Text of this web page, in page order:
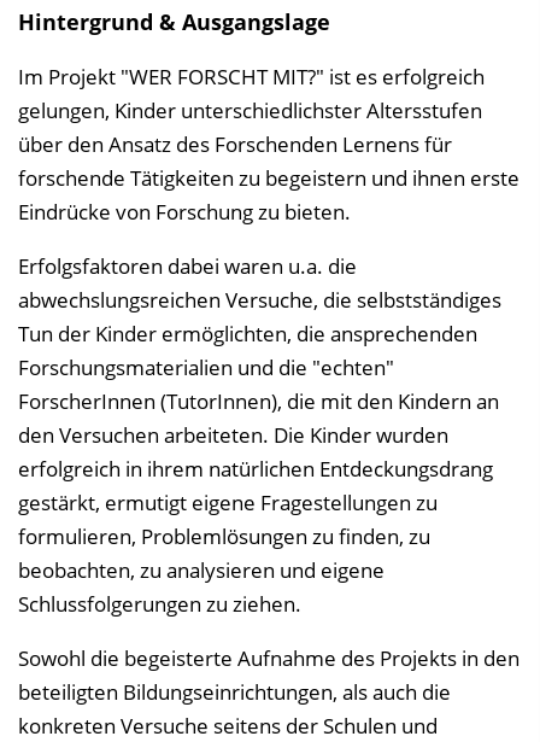
Hintergrund & Ausgangslage
Im Projekt "WER FORSCHT MIT?" ist es erfolgreich
gelungen, Kinder unterschiedlichster Altersstufen
über den Ansatz des Forschenden Lernens für
forschende Tätigkeiten zu begeistern und ihnen erste
Eindrücke von Forschung zu bieten.
Erfolgsfaktoren dabei waren u.a. die
abwechslungsreichen Versuche, die selbstständiges
Tun der Kinder ermöglichten, die ansprechenden
Forschungsmaterialien und die "echten"
ForscherInnen (TutorInnen), die mit den Kindern an
den Versuchen arbeiteten. Die Kinder wurden
erfolgreich in ihrem natürlichen Entdeckungsdrang
gestärkt, ermutigt eigene Fragestellungen zu
formulieren, Problemlösungen zu finden, zu
beobachten, zu analysieren und eigene
Schlussfolgerungen zu ziehen.
Sowohl die begeisterte Aufnahme des Projekts in den
beteiligten Bildungseinrichtungen, als auch die
konkreten Versuche seitens der Schulen und